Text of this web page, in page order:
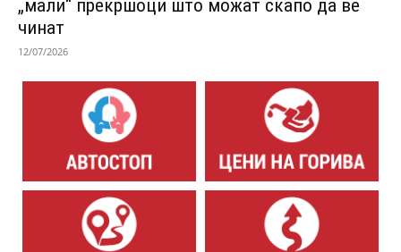
„мали“ прекршоци што можат скапо да ве
чинат
12/07/2026